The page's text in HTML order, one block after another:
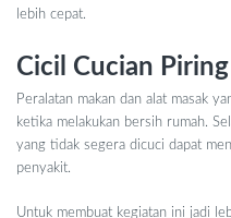
lebih cepat.
Cicil Cucian
Peralatan makan dan alat masak
ketika melakukan bersih rumah.
yang tidak segera dicuci dapat
penyakit.
Untuk membuat kegiatan ini jadi